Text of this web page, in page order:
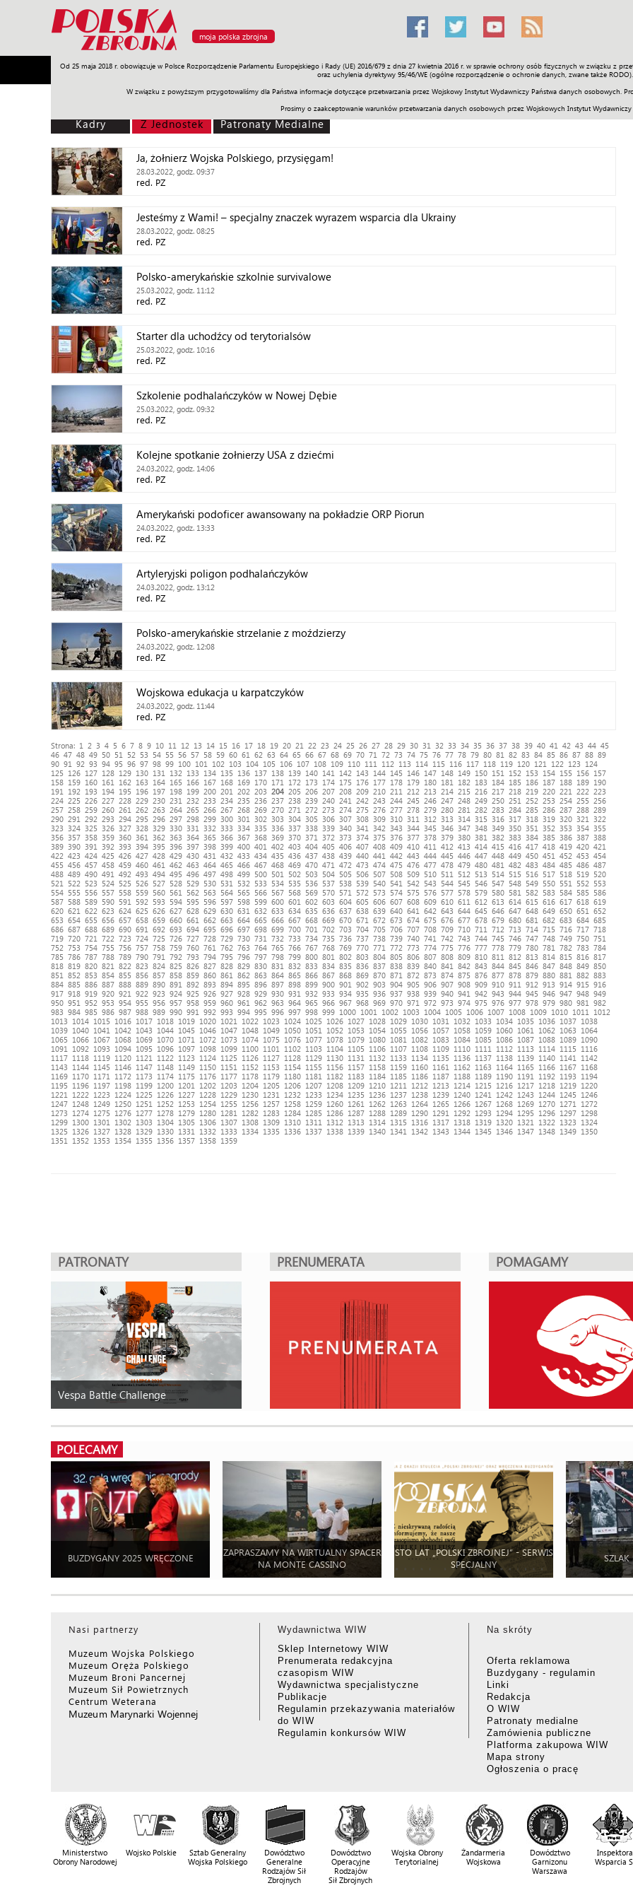
moja polska zbrojna
Od 25 maja 2018 r. obowiązuje w Polsce Rozporządzenie Parlamentu Europejskiego i Rady (UE) 2016/679 z dnia 27 kwietnia 2016 r. w sprawie ochrony osób fizycznych w związku z
oraz uchylenia dyrektywy 95/46/WE (ogólne rozporządzenie o ochronie danych, zwane także RODO).
W związku z powyższym przygotowaliśmy dla Państwa informacje dotyczące przetwarzania przez Wojskowy Instytut Wydawniczy Państwa danych osobowych.
Prosimy o zaakceptowanie warunków przetwarzania danych osobowych przez Wojskowych Instytut Wydawniczy
Armia Poligon Sprzęt Misje Polityka Prawo Świat Społeczność Sport Historia Galerie Wideo
Kadry Z Jednostek Patronaty Medialne
Ja, żołnierz Wojska Polskiego, przysięgam!
28.03.2022, godz. 09:37
red. PZ
Jesteśmy z Wami! – specjalny znaczek wyrazem wsparcia dla Ukrainy
28.03.2022, godz. 08:25
red. PZ
Polsko-amerykańskie szkolnie survivalowe
25.03.2022, godz. 11:12
red. PZ
Starter dla uchodźcy od terytorialsów
25.03.2022, godz. 10:16
red. PZ
Szkolenie podhalańczyków w Nowej Dębie
25.03.2022, godz. 09:32
red. PZ
Kolejne spotkanie żołnierzy USA z dziećmi
24.03.2022, godz. 14:06
red. PZ
Amerykański podoficer awansowany na pokładzie ORP Piorun
24.03.2022, godz. 13:33
red. PZ
Artyleryjski poligon podhalańczyków
24.03.2022, godz. 13:12
red. PZ
Polsko-amerykańskie strzelanie z moździerzy
24.03.2022, godz. 12:08
red. PZ
Wojskowa edukacja u karpatczyków
24.03.2022, godz. 11:44
red. PZ
Strona: 1 2 3 4 5 6 7 8 9 10 11 12 13 14 15 16 17 18 19 20 21 22 23 24 25 26 27 28 29 30 31 32 33 34 35 36 37 38 39 40 41 42 43 44 45
46 47 48 49 50 51 52 53 54 55 56 57 58 59 60 61 62 63 64 65 66 67 68 69 70 71 72 73 74 75 76 77 78 79 80 81 82 83 84 85 86 87 88 89
90 91 92 93 94 95 96 97 98 99 100 101 102 103 104 105 106 107 108 109 110 111 112 113 114 115 116 117 118 119 120 121 122 123
124
125
126 127 128 129 130 131 132 133 134 135 136 137 138 139 140 141 142 143 144 145 146 147 148 149 150 151 152 153 154 155 156 157
158 159 160 161 162 163 164 165 166 167 168 169 170 171 172 173 174 175 176 177 178 179 180 181 182 183 184 185 186 187 188 189 190
191
192 193 194 195 196 197 198 199 200 201 202 203 204 205 206 207 208 209 210 211 212 213 214 215 216 217 218 219 220 221 222
223
224 225 226 227 228 229 230 231 232 233 234 235 236 237 238 239 240 241 242 243 244 245 246 247 248 249 250 251 252 253 254 255
256
257 258 259 260 261 262 263 264 265 266 267 268 269 270 271 272 273 274 275 276 277 278 279 280 281 282 283 284 285 286 287 288 289
290 291 292 293 294 295 296 297 298 299 300 301 302 303 304 305 306 307 308 309 310 311 312 313 314 315 316 317 318 319 320 321
322
323
324 325 326 327 328 329 330 331 332 333 334 335 336 337 338 339 340 341 342 343 344 345 346 347 348 349 350 351 352 353 354 355
356 357 358 359 360 361 362 363 364 365 366 367 368 369 370 371 372 373 374 375 376 377 378 379 380 381 382 383 384 385 386 387 388
389 390 391 392 393 394 395 396 397 398 399 400 401 402 403 404 405 406 407 408 409 410 411 412 413 414 415 416 417 418 419 420 421
422 423 424 425 426 427 428 429 430 431 432 433 434 435 436 437 438 439 440 441 442 443 444 445 446 447 448 449 450 451 452 453 454
455 456 457 458 459 460 461 462 463 464 465 466 467 468 469 470 471 472 473 474 475 476 477 478 479 480 481 482 483 484 485 486 487
488 489 490 491 492 493 494 495 496 497 498 499 500 501 502 503 504 505 506 507 508 509 510 511 512 513 514 515 516 517 518 519 520
521
522 523 524 525 526 527 528 529 530 531 532 533 534 535 536 537 538 539 540 541 542 543 544 545 546 547 548 549 550 551 552
553
554 555 556 557 558 559 560 561 562 563 564 565 566 567 568 569 570 571 572 573 574 575 576 577 578 579 580 581 582 583 584 585
586
587 588 589 590 591 592 593 594 595 596 597 598 599 600 601 602 603 604 605 606 607 608 609 610 611 612 613 614 615 616 617 618 619
620 621 622 623 624 625 626 627 628 629 630 631 632 633 634 635 636 637 638 639 640 641 642 643 644 645 646 647 648 649 650 651
652
653 654 655 656 657 658 659 660 661 662 663 664 665 666 667 668 669 670 671 672 673 674 675 676 677 678 679 680 681 682 683 684 685
686 687 688 689 690 691 692 693 694 695 696 697 698 699 700 701 702 703 704 705 706 707 708 709 710 711 712 713 714 715 716 717 718
719 720 721 722 723 724 725 726 727 728 729 730 731 732 733 734 735 736 737 738 739 740 741 742 743 744 745 746 747 748 749 750 751
752 753 754 755 756 757 758 759 760 761 762 763 764 765 766 767 768 769 770 771 772 773 774 775 776 777 778 779 780 781 782 783 784
785 786 787 788 789 790 791 792 793 794 795 796 797 798 799 800 801 802 803 804 805 806 807 808 809 810 811 812 813 814 815 816 817
818 819 820 821 822 823 824 825 826 827 828 829 830 831 832 833 834 835 836 837 838 839 840 841 842 843 844 845 846 847 848 849 850
851
852 853 854 855 856 857 858 859 860 861 862 863 864 865 866 867 868 869 870 871 872 873 874 875 876 877 878 879 880 881 882 883
884 885 886 887 888 889 890 891 892 893 894 895 896 897 898 899 900 901 902 903 904 905 906 907 908 909 910 911 912 913 914 915 916
917 918 919 920 921 922 923 924 925 926 927 928 929 930 931 932 933 934 935 936 937 938 939 940 941 942 943 944 945 946 947 948 949
950 951 952 953 954 955 956 957 958 959 960 961 962 963 964 965 966 967 968 969 970 971 972 973 974 975 976 977 978 979 980 981
982
983 984 985 986 987 988 989 990 991 992 993 994 995 996 997 998 999 1000 1001 1002 1003 1004 1005 1006 1007 1008 1009 1010 1011
1012
1013
1014 1015 1016 1017 1018 1019 1020 1021 1022 1023 1024 1025 1026 1027 1028 1029 1030 1031 1032 1033 1034 1035 1036 1037 1038
1039 1040 1041 1042 1043 1044 1045 1046 1047 1048 1049 1050 1051 1052 1053 1054 1055 1056 1057 1058 1059 1060 1061 1062 1063
1064
1065
1066 1067 1068 1069 1070 1071 1072 1073 1074 1075 1076 1077 1078 1079 1080 1081 1082 1083 1084 1085 1086 1087 1088 1089 1090
1091
1092 1093 1094 1095 1096 1097 1098 1099 1100 1101 1102 1103 1104 1105 1106 1107 1108 1109 1110 1111 1112 1113 1114 1115
1116
1117 1118 1119 1120 1121 1122 1123 1124 1125 1126 1127 1128 1129 1130 1131 1132 1133 1134 1135 1136 1137 1138 1139 1140 1141
1142
1143
1144 1145 1146 1147 1148 1149 1150 1151 1152 1153 1154 1155 1156 1157 1158 1159 1160 1161 1162 1163 1164 1165 1166 1167 1168
1169 1170 1171 1172 1173 1174 1175 1176 1177 1178 1179 1180 1181 1182 1183 1184 1185 1186 1187 1188 1189 1190 1191 1192 1193
1194
1195
1196 1197 1198 1199 1200 1201 1202 1203 1204 1205 1206 1207 1208 1209 1210 1211 1212 1213 1214 1215 1216 1217 1218 1219 1220
1221
1222 1223 1224 1225 1226 1227 1228 1229 1230 1231 1232 1233 1234 1235 1236 1237 1238 1239 1240 1241 1242 1243 1244 1245
1246
1247 1248 1249 1250 1251 1252 1253 1254 1255 1256 1257 1258 1259 1260 1261 1262 1263 1264 1265 1266 1267 1268 1269 1270 1271
1272
1273
1274 1275 1276 1277 1278 1279 1280 1281 1282 1283 1284 1285 1286 1287 1288 1289 1290 1291 1292 1293 1294 1295 1296 1297 1298
1299 1300 1301 1302 1303 1304 1305 1306 1307 1308 1309 1310 1311 1312 1313 1314 1315 1316 1317 1318 1319 1320 1321 1322 1323
1324
1325
1326 1327 1328 1329 1330 1331 1332 1333 1334 1335 1336 1337 1338 1339 1340 1341 1342 1343 1344 1345 1346 1347 1348 1349 1350
1351
1352 1353 1354 1355 1356 1357 1358 1359
PATRONATY
Vespa Battle Challenge
PRENUMERATA POMAGAMY
POLECAMY
BUZDYGANY 2025 WRĘCZONE
ZAPRASZAMY NA WIRTUALNY SPACER
NA MONTE CASSINO
STO LAT „POLSKI ZBROJNEJ” - SERWIS
SPECJALNY
SZLAK
Nasi partnerzy
Muzeum Wojska Polskiego
Muzeum Oręża Polskiego
Muzeum Broni Pancernej
Muzeum Sił Powietrznych
Centrum Weterana
Muzeum Marynarki Wojennej
Wydawnictwa WIW
Sklep Internetowy WIW
Prenumerata redakcyjna
czasopism WIW
Wydawnictwa specjalistyczne
Publikacje
Regulamin przekazywania materiałów
do WIW
Regulamin konkursów WIW
Na skróty
Oferta reklamowa
Buzdygany - regulamin
Linki
Redakcja
O WIW
Patronaty medialne
Zamówienia publiczne
Platforma zakupowa WIW
Mapa strony
Ogłoszenia o pracę
Ministerstwo
Obrony Narodowej
Wojsko Polskie
Sztab Generalny
Wojska Polskiego
Dowództwo
Generalne
Rodzajów Sił
Zbrojnych
Dowództwo
Operacyjne
Rodzajów
Sił Zbrojnych
Wojska Obrony
Terytorialnej
Żandarmeria
Wojskowa
Dowództwo
Garnizonu
Warszawa
Wsparcia